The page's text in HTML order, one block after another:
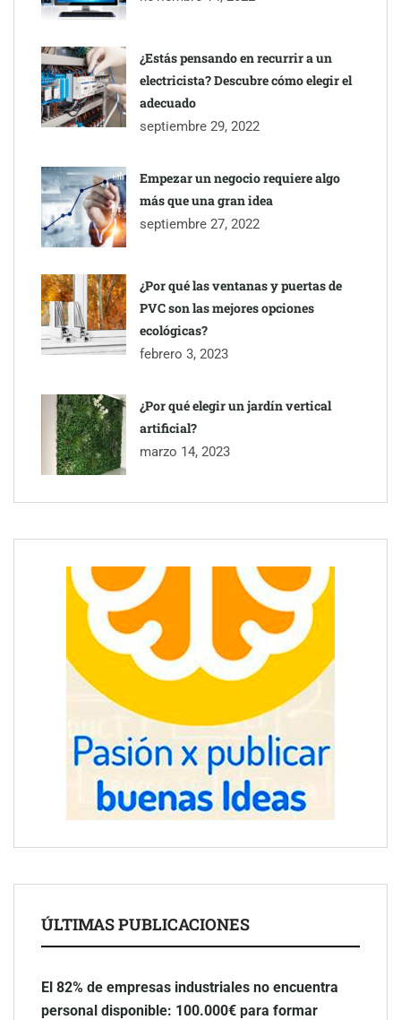
¿Estás pensando en recurrir a un
electricista? Descubre cómo elegir el
adecuado
septiembre 29, 2022
Empezar un negocio requiere algo
más que una gran idea
septiembre 27, 2022
¿Por qué las ventanas y puertas de
PVC son las mejores opciones
ecológicas?
febrero 3, 2023
¿Por qué elegir un jardín vertical
artificial?
marzo 14, 2023
ÚLTIMAS PUBLICACIONES
El 82% de empresas industriales no encuentra
personal disponible: 100.000€ para formar